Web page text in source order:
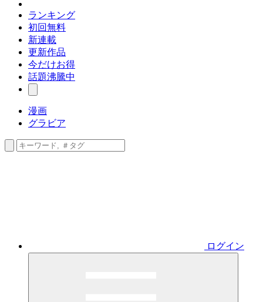
ランキング
初回無料
新連載
更新作品
今だけお得
話題沸騰中
漫画
グラビア
ログイン